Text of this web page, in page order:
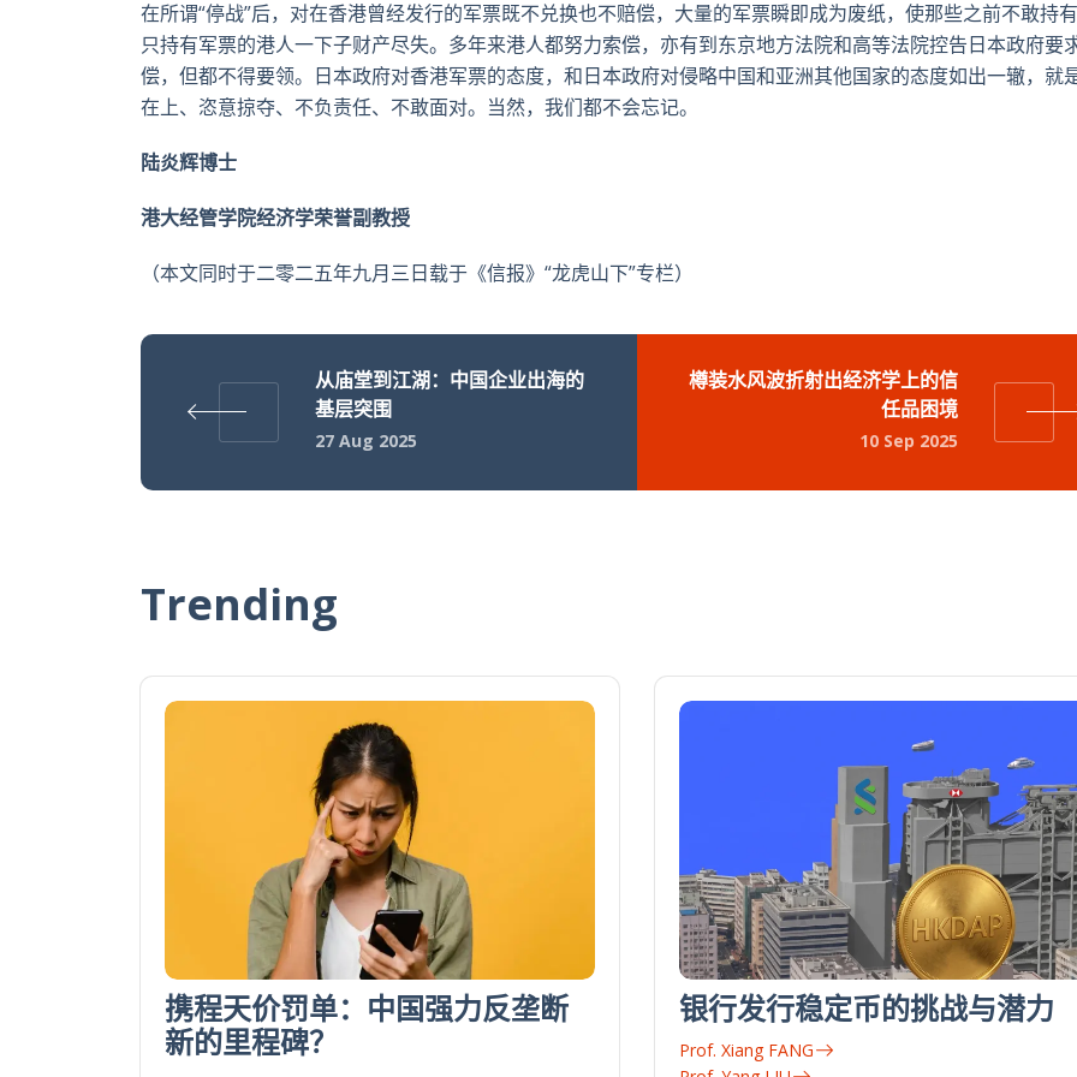
在所谓“停战”后，对在香港曾经发行的军票既不兑换也不赔偿，大量的军票瞬即成为废纸，使那些之前不敢持
只持有军票的港人一下子财产尽失。多年来港人都努力索偿，亦有到东京地方法院和高等法院控告日本政府要
偿，但都不得要领。日本政府对香港军票的态度，和日本政府对侵略中国和亚洲其他国家的态度如出一辙，就
在上、恣意掠夺、不负责任、不敢面对。当然，我们都不会忘记。
陆炎辉博士
港大经管学院经济学荣誉副教授
（本文同时于二零二五年九月三日载于《信报》“龙虎山下”专栏）
从庙堂到江湖：中国企业出海的
基层突围
27 Aug 2025
樽装水风波折射出经济学上的信
任品困境
10 Sep 2025
Trending
携程天价罚单：中国强力反垄断
新的里程碑？
银行发行稳定币的挑战与潜力
Prof. Xiang FANG